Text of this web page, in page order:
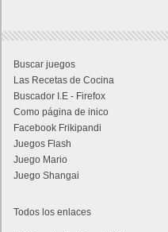
Buscar juegos
Las Recetas de Cocina
Buscador I.E - Firefox
Como página de inico
Facebook Frikipandi
Juegos Flash
Juego Mario
Juego Shangai
Todos los enlaces